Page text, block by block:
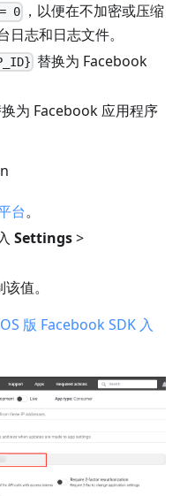
= 0
，以便在不加密或压缩
志和日志文件。
替换为 Facebook
为 Facebook 应用程序
台。
Settings>
值。
版 Facebook SDK 入